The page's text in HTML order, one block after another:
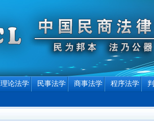
理论法学 民事法学 商事法学 程序法学